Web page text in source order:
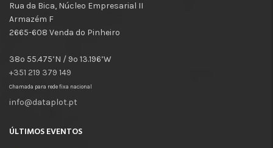
Rua da Bica, Núcleo Empresarial II
Armazém F
2665-608 Venda do Pinheiro
38º 55.475’N / 9º 13.196’W
+351 219 379 149
Chamada para rede fixa nacional
info@dataplot.pt
ÚLTIMOS EVENTOS